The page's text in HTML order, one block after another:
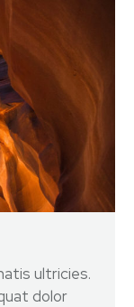
ultricies.
dolor